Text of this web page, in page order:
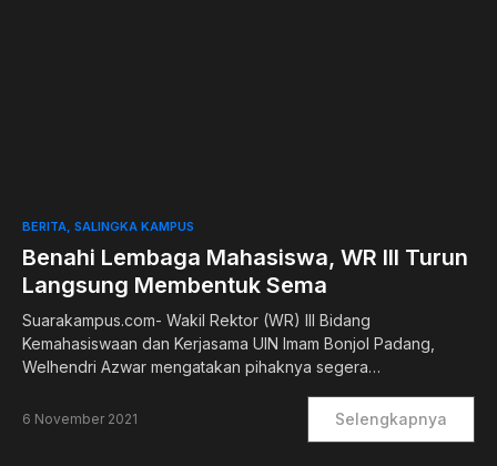
BERITA SALINGKA KAMPUS
Benahi Lembaga Mahasiswa, WR III Turun
Langsung Membentuk Sema
Suarakampus.com- Wakil Rektor (WR) III Bidang
Kemahasiswaan dan Kerjasama UIN Imam Bonjol Padang,
Welhendri Azwar mengatakan pihaknya segera…
6 November 2021 Selengkapnya